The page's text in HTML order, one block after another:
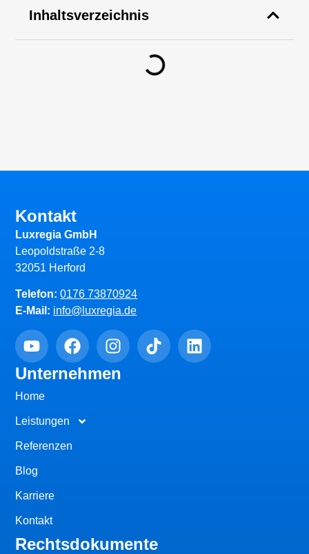
Inhaltsverzeichnis
Kontakt
Luxregia GmbH
Leopoldstraße 2-8
32051 Herford
Telefon:0176 73870924
E-Mail: info@luxregia.de
Unternehmen
Home
Leistungen
Referenzen
Blog
Karriere
Kontakt
Rechtsdokumente